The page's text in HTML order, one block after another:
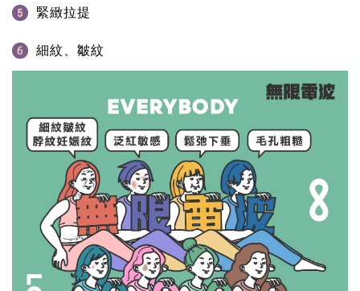
緊緻拉提
細紋、皺紋